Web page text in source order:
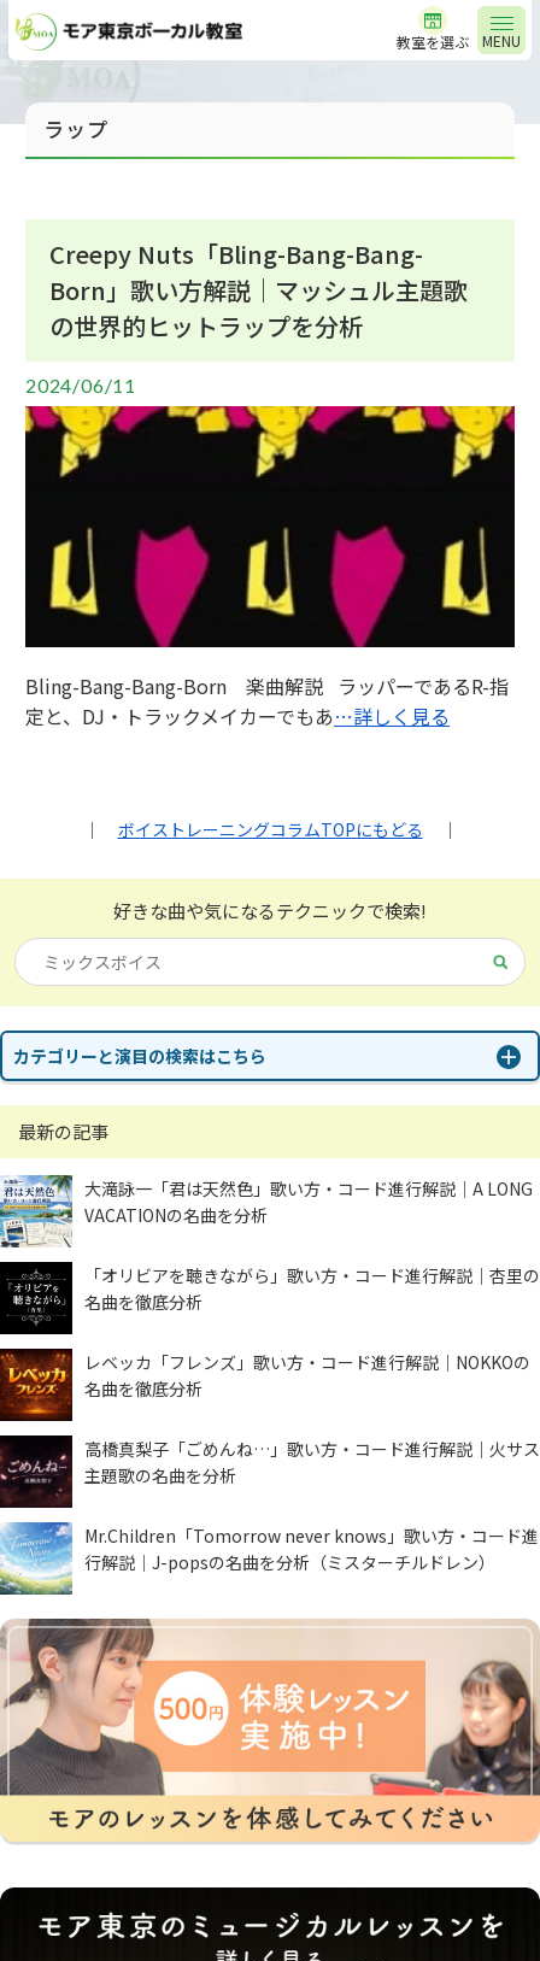
MENU
教室を選ぶ
ラップ
Creepy Nuts「Bling-Bang-Bang-
Born」歌い方解説｜マッシュル主題歌
の世界的ヒットラップを分析
2024/06/11
Bling-Bang-Bang-Born 楽曲解説 ラッパーであるR-指
定と、DJ・トラックメイカーでもあ…詳しく見る
｜ ボイストレーニングコラムTOPにもどる ｜
最新の記事
大滝詠一「君は天然色」歌い方・コード進行解説｜A LONG
VACATIONの名曲を分析
「オリビアを聴きながら」歌い方・コード進行解説｜杏里の
名曲を徹底分析
レベッカ「フレンズ」歌い方・コード進行解説｜NOKKOの
名曲を徹底分析
高橋真梨子「ごめんね…」歌い方・コード進行解説｜火サス
主題歌の名曲を分析
Mr.Children「Tomorrow never knows」歌い方・コード進
行解説｜J-popsの名曲を分析（ミスターチルドレン）
好きな曲や気になるテクニックで検索!
カテゴリーと演目の検索はこちら